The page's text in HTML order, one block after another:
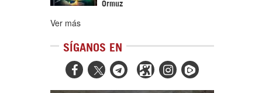
Ormuz
Ver más
SÍGANOS EN
  